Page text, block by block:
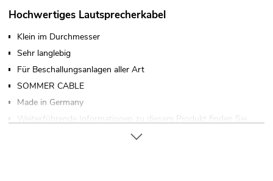
Hochwertiges Lautsprecherkabel
Klein im Durchmesser
Sehr langlebig
Für Beschallungsanlagen aller Art
SOMMER CABLE
Made in Germany
Weiterführende Informationen zu diesem Produkt finden Sie
unter "Downloads" im Datenblatt